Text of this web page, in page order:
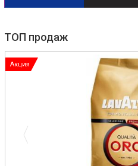
ТОП продаж
Акция